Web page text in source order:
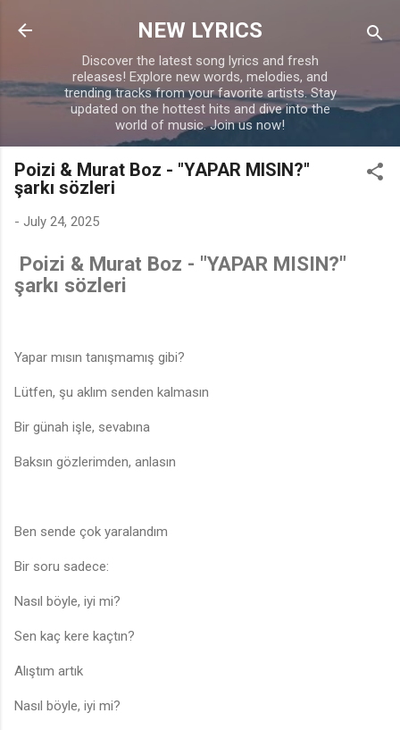
Skip to main content
NEW LYRICS
Discover the latest song lyrics and fresh
releases! Explore new words, melodies, and
trending tracks from your favorite artists. Stay
updated on the hottest hits and dive into the
world of music. Join us now!
Poizi & Murat Boz - "YAPAR MISIN?"
şarkı sözleri
- July 24, 2025
Poizi & Murat Boz - "YAPAR MISIN?"
şarkı sözleri
Yapar mısın tanışmamış gibi?
Lütfen, şu aklım senden kalmasın
Bir günah işle, sevabına
Baksın gözlerimden, anlasın
Ben sende çok yaralandım
Bir soru sadece:
Nasıl böyle, iyi mi?
Sen kaç kere kaçtın?
Alıştım artık
Nasıl böyle, iyi mi?